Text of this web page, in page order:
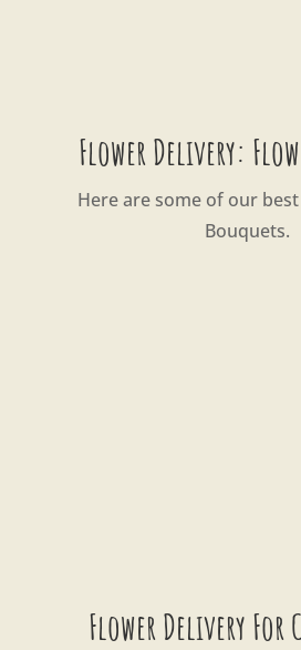
Flower Delivery:
Here are some of our
Bouquets.
Flower Delivery For